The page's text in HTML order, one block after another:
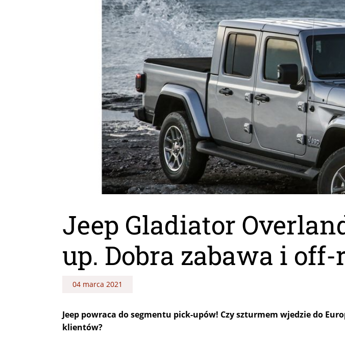
Jeep Gladiator
up. Dobra zabawa i
04 marca 2021
Jeep powraca do segmentu pick-upów! Czy szturmem wjedzie do
klientów?